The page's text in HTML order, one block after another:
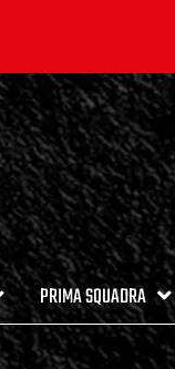
PRIMA SQUADRA